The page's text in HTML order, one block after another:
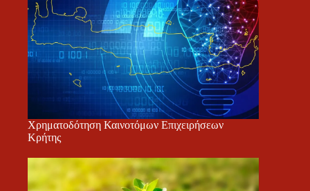
Χρηματοδότηση Καινοτόμων Επιχειρήσεων
Κρήτης